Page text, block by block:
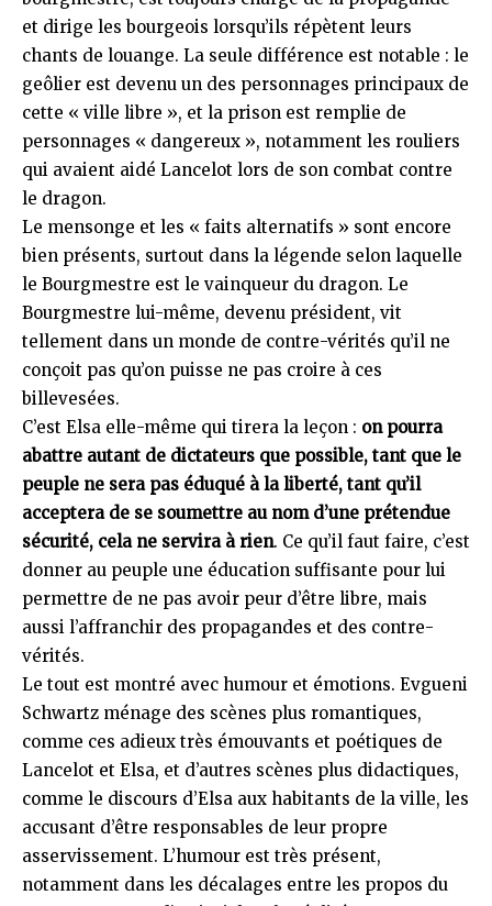
et dirige les bourgeois lorsqu’ils répètent leurs
chants de louange. La seule différence est notable : le
geôlier est devenu un des personnages principaux de
cette « ville libre », et la prison est remplie de
personnages « dangereux », notamment les rouliers
qui avaient aidé Lancelot lors de son combat contre
le dragon.
Le mensonge et les « faits alternatifs » sont encore
bien présents, surtout dans la légende selon laquelle
le Bourgmestre est le vainqueur du dragon. Le
Bourgmestre lui-même, devenu président, vit
tellement dans un monde de contre-vérités qu’il ne
conçoit pas qu’on puisse ne pas croire à ces
billevesées.
C’est Elsa elle-même qui tirera la leçon : on pourra
abattre autant de dictateurs que possible, tant que le
peuple ne sera pas éduqué à la liberté, tant qu’il
acceptera de se soumettre au nom d’une prétendue
sécurité, cela ne servira à rien. Ce qu’il faut faire, c’est
donner au peuple une éducation suffisante pour lui
permettre de ne pas avoir peur d’être libre, mais
aussi l’affranchir des propagandes et des contre-
vérités.
Le tout est montré avec humour et émotions. Evgueni
Schwartz ménage des scènes plus romantiques,
comme ces adieux très émouvants et poétiques de
Lancelot et Elsa, et d’autres scènes plus didactiques,
comme le discours d’Elsa aux habitants de la ville, les
accusant d’être responsables de leur propre
asservissement. L’humour est très présent,
notamment dans les décalages entre les propos du